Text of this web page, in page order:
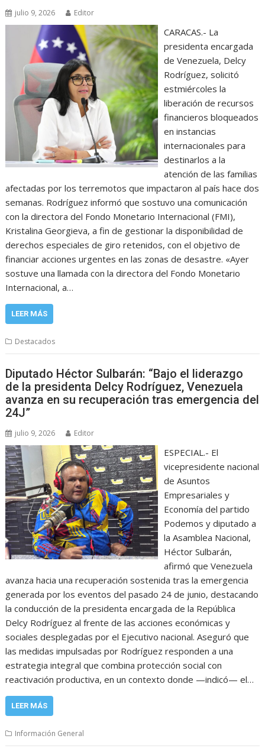
julio 9, 2026 Editor
CARACAS.- La
presidenta encargada
de Venezuela, Delcy
Rodríguez, solicitó
estmiércoles la
liberación de recursos
financieros bloqueados
en instancias
internacionales para
destinarlos a la
atención de las familias
afectadas por los terremotos que impactaron al país hace dos
semanas. Rodríguez informó que sostuvo una comunicación
con la directora del Fondo Monetario Internacional (FMI),
Kristalina Georgieva, a fin de gestionar la disponibilidad de
derechos especiales de giro retenidos, con el objetivo de
financiar acciones urgentes en las zonas de desastre. «Ayer
sostuve una llamada con la directora del Fondo Monetario
Internacional, a…
LEER MÁS
Destacados
Diputado Héctor Sulbarán: “Bajo el liderazgo
de la presidenta Delcy Rodríguez, Venezuela
avanza en su recuperación tras emergencia del
24J”
julio 9, 2026 Editor
ESPECIAL.- El
vicepresidente nacional
de Asuntos
Empresariales y
Economía del partido
Podemos y diputado a
la Asamblea Nacional,
Héctor Sulbarán,
afirmó que Venezuela
avanza hacia una recuperación sostenida tras la emergencia
generada por los eventos del pasado 24 de junio, destacando
la conducción de la presidenta encargada de la República
Delcy Rodríguez al frente de las acciones económicas y
sociales desplegadas por el Ejecutivo nacional. Aseguró que
las medidas impulsadas por Rodríguez responden a una
estrategia integral que combina protección social con
reactivación productiva, en un contexto donde —indicó— el…
LEER MÁS
Información General